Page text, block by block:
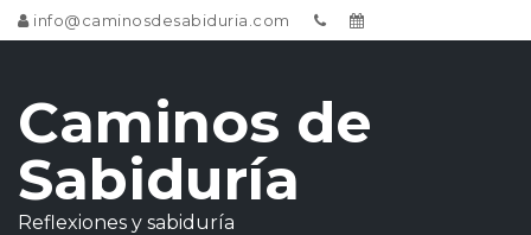
info@caminosdesabiduria.com
Caminos de
Sabiduría
Reflexiones y sabiduría